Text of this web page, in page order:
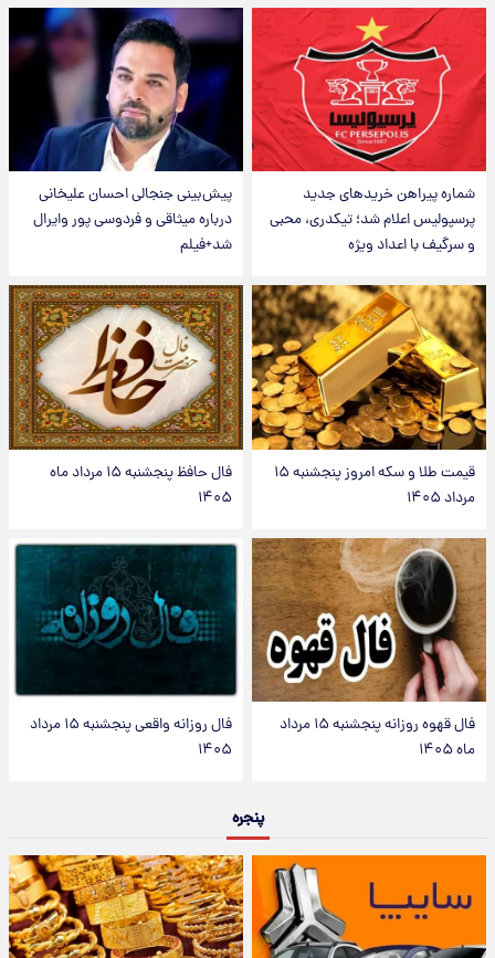
شماره پیراهن خریدهای جدید
پرسپولیس اعلام شد؛ تیکدری، محبی
و سرگیف با اعداد ویژه
پیش‌بینی جنجالی احسان علیخانی
درباره میثاقی و فردوسی پور وایرال
شد+فیلم
قیمت طلا و سکه امروز پنجشنبه ۱۵
مرداد ۱۴۰۵
فال حافظ پنجشنبه ۱۵ مرداد ماه
۱۴۰۵
فال قهوه روزانه پنجشنبه ۱۵ مرداد
ماه ۱۴۰۵
فال روزانه واقعی پنجشنبه ۱۵ مرداد
۱۴۰۵
پنجره